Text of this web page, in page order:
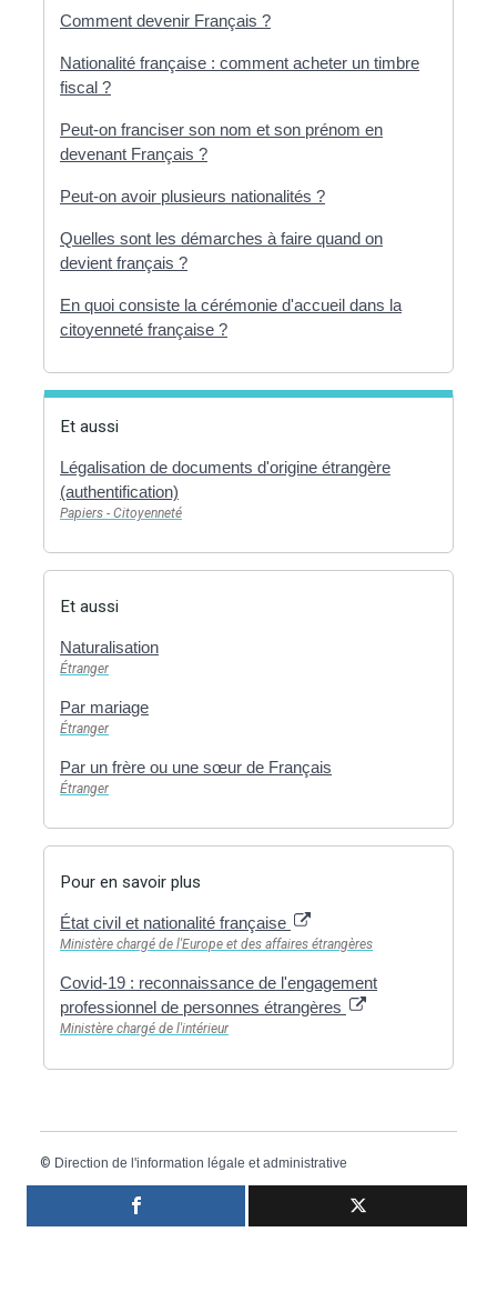
Comment devenir Français ?
Nationalité française : comment acheter un timbre
fiscal ?
Peut-on franciser son nom et son prénom en
devenant Français ?
Peut-on avoir plusieurs nationalités ?
Quelles sont les démarches à faire quand on
devient français ?
En quoi consiste la cérémonie d'accueil dans la
citoyenneté française ?
Et aussi
Légalisation de documents d'origine étrangère
(authentification)
Papiers - Citoyenneté
Et aussi
Naturalisation
Étranger
Par mariage
Étranger
Par un frère ou une sœur de Français
Étranger
Pour en savoir plus
État civil et nationalité française
Ministère chargé de l'Europe et des affaires étrangères
Covid-19 : reconnaissance de l'engagement
professionnel de personnes étrangères
Ministère chargé de l'intérieur
© Direction de l'information légale et administrative